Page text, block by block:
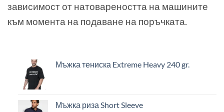
зависимост от натовареността на машините
към момента на подаване на поръчката.
Мъжка тениска Extreme Heavy 240 gr.
Мъжка риза Short Sleeve